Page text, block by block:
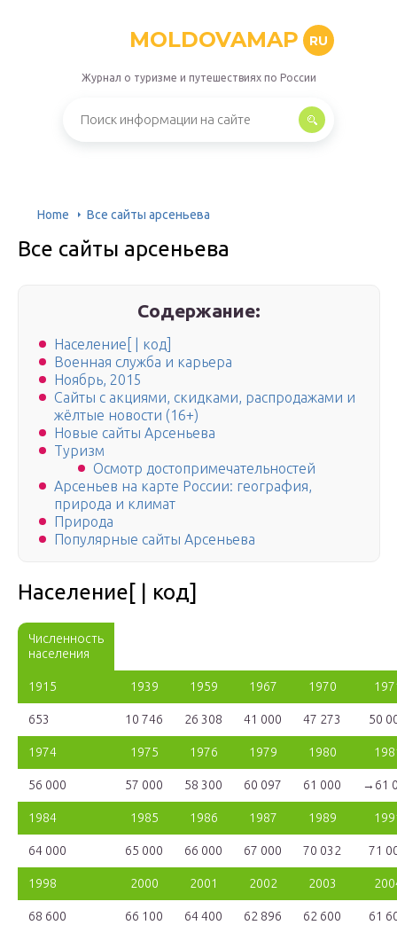
MOLDOVAMAP RU
Журнал о туризме и путешествиях по России
Home Все сайты арсеньева
Все сайты арсеньева
Содержание:
Население[ | код]
Военная служба и карьера
Ноябрь, 2015
Сайты с акциями, скидками, распродажами и
жёлтые новости (16+)
Новые сайты Арсеньева
Туризм
Осмотр достопримечательностей
Арсеньев на карте России: география,
природа и климат
Природа
Популярные сайты Арсеньева
Население[ | код]
Численность
населения
1915 1939 1959 1967 1970
653 10 746 26 308 41 000 47 273 50
1974 1975 1976 1979 1980
56 000 57 000 58 300 60 097 61 000 →61
1984 1985 1986 1987 1989
64 000 65 000 66 000 67 000 70 032 71
1998 2000 2001 2002 2003
68 600 66 100 64 400 62 896 62 600 61